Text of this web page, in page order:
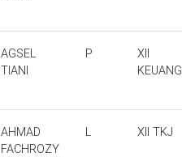
AGSEL
TIANI
P
XII
AHMAD
FACHROZY
L XII TKJ